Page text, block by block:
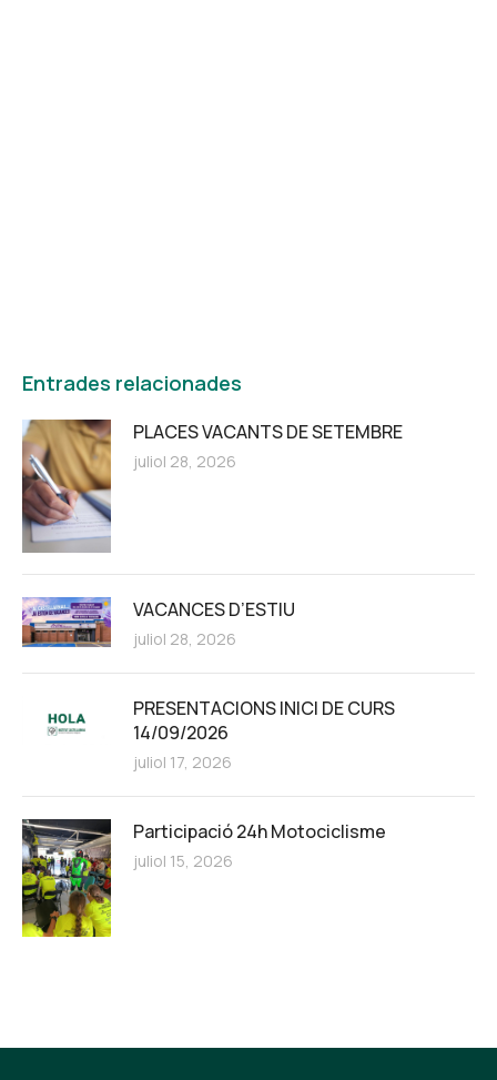
Entrades relacionades
PLACES VACANTS DE SETEMBRE
juliol 28, 2026
VACANCES D’ESTIU
juliol 28, 2026
PRESENTACIONS INICI DE CURS
14/09/2026
juliol 17, 2026
Participació 24h Motociclisme
juliol 15, 2026